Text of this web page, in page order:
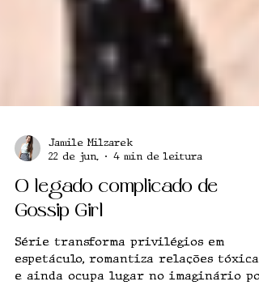
Jamile Milzarek
22 de jun.
O legado complicado de
Gossip Girl